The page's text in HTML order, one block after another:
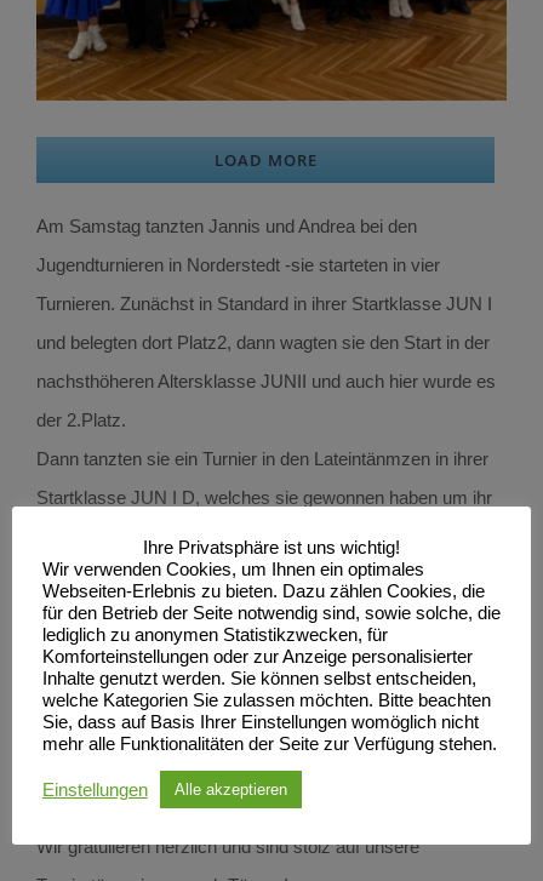
LOAD MORE
Am Samstag tanzten Jannis und Andrea bei den
Jugendturnieren in Norderstedt -sie starteten in vier
Turnieren. Zunächst in Standard in ihrer Startklasse JUN I
und belegten dort Platz2, dann wagten sie den Start in der
nachsthöheren Altersklasse JUNII und auch hier wurde es
der 2.Platz.
Dann tanzten sie ein Turnier in den Lateintänmzen in ihrer
Startklasse JUN I D, welches sie gewonnen haben um ihr
Ziel zu erreichen, in der C-Klasse starten zu können. Auch
hier erreichten sie das Finale und den 5.Platz von 7 Paaren.
Am Sonntag waren dann unsere Solo-Mädels unterwegs
und tanzten um die Glinder Sommerpokale. Erst einmal
erreichten beim Lateinturnier mit 9 Tänzerinnen Amelie
Platz 5 und Romy Platz 4. Dann wurde auch noch Standard
getanzt. Hier starteten 7 Tänzerinnen und Amelie ertanzte
sich den 4.Platz und Romy den 2. Platz.
Wir gratulieren herzlich und sind stolz auf unsere
Ihre Privatsphäre ist uns wichtig!
Wir verwenden Cookies, um Ihnen ein optimales
Webseiten-Erlebnis zu bieten. Dazu zählen Cookies, die
für den Betrieb der Seite notwendig sind, sowie solche, die
lediglich zu anonymen Statistikzwecken, für
Komforteinstellungen oder zur Anzeige personalisierter
Inhalte genutzt werden. Sie können selbst entscheiden,
welche Kategorien Sie zulassen möchten. Bitte beachten
Sie, dass auf Basis Ihrer Einstellungen womöglich nicht
mehr alle Funktionalitäten der Seite zur Verfügung stehen.
Einstellungen Alle akzeptieren